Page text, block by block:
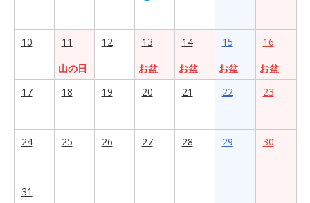
10
11
山の日
12
13
お盆
14
お盆
15
お盆
16
お盆
17
18 19 20 21 22 23
24 25 26 27 28 29 30
31